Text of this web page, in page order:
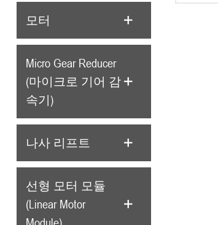
모터
Micro Gear Reducer
(마이크로 기어 감
속기)
나사 리프트
선형 모터 모듈
(Linear Motor